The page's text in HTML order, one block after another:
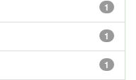
1
1
1